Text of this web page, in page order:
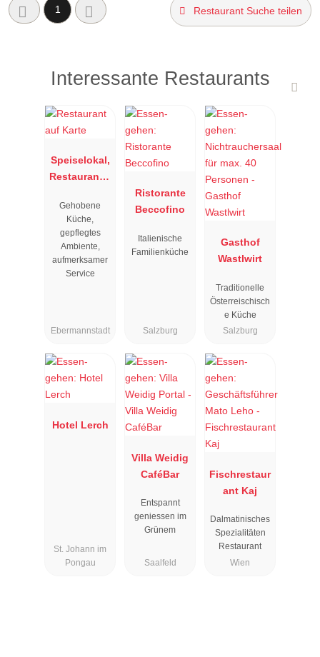
1 Restaurant Suche teilen
Interessante Restaurants
Speiselokal,
Restaurant "
"
Gehobene
Küche,
gepflegtes
Ambiente,
aufmerksamer
Service
Ebermannstadt
Ristorante
Beccofino
Italienische
Familienküche
Salzburg
Gasthof
Wastlwirt
Traditionelle
Österreischisch
e Küche
Salzburg
Hotel Lerch
St. Johann im
Pongau
Villa Weidig
CaféBar
Entspannt
geniessen im
Grünem
Saalfeld
Fischrestaur
ant Kaj
Dalmatinisches
Spezialitäten
Restaurant
Wien